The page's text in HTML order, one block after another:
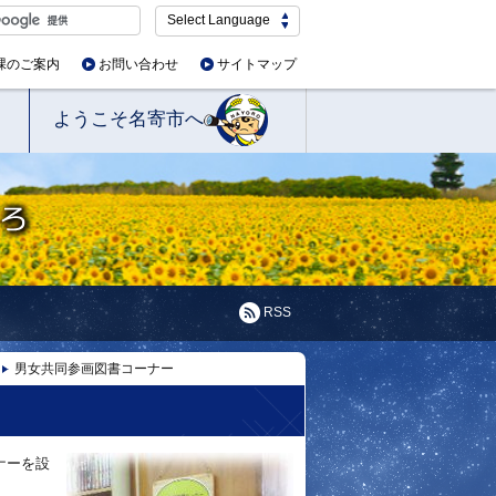
Select Language
のご案内 お問い合わせ サイトマップ
ようこそ名寄市へ
RSS
男女共同参画図書コーナー
ーを設